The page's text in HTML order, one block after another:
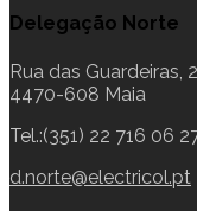
Delegação Norte
Rua das Guardeiras,
4470-608 Maia
Tel.:(351) 22 716 06
d.norte@electricol.pt